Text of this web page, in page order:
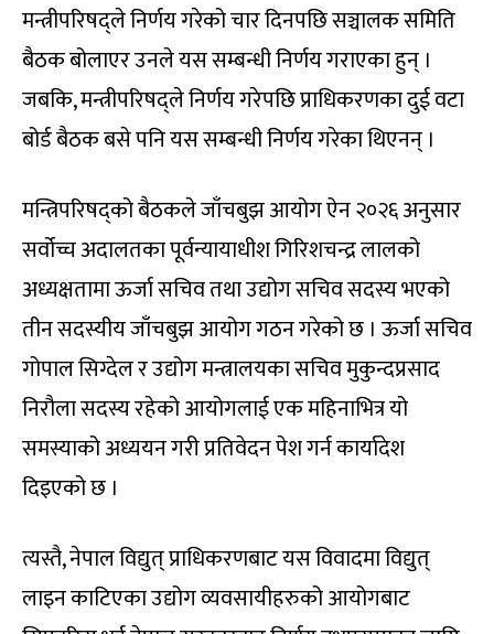
मन्त्रीपरिषद्ले निर्णय गरेको चार दिनपछि सञ्चालक समिति
बैठक बोलाएर उनले यस सम्बन्धी निर्णय गराएका हुन् ।
जबकि, मन्त्रीपरिषद्ले निर्णय गरेपछि प्राधिकरणका दुई वटा
बोर्ड बैठक बसे पनि यस सम्बन्धी निर्णय गरेका थिएनन् ।
मन्त्रिपरिषद्को बैठकले जाँचबुझ आयोग ऐन २०२६ अनुसार
सर्वोच्च अदालतका पूर्वन्यायाधीश गिरिशचन्द्र लालको
अध्यक्षतामा ऊर्जा सचिव तथा उद्योग सचिव सदस्य भएको
तीन सदस्यीय जाँचबुझ आयोग गठन गरेको छ । ऊर्जा सचिव
गोपाल सिग्देल र उद्योग मन्त्रालयका सचिव मुकुन्दप्रसाद
निरौला सदस्य रहेको आयोगलाई एक महिनाभित्र यो
समस्याको अध्ययन गरी प्रतिवेदन पेश गर्न कार्यादेश
दिइएको छ ।
त्यस्तै, नेपाल विद्युत् प्राधिकरणबाट यस विवादमा विद्युत्
लाइन काटिएका उद्योग व्यवसायीहरुको आयोगबाट